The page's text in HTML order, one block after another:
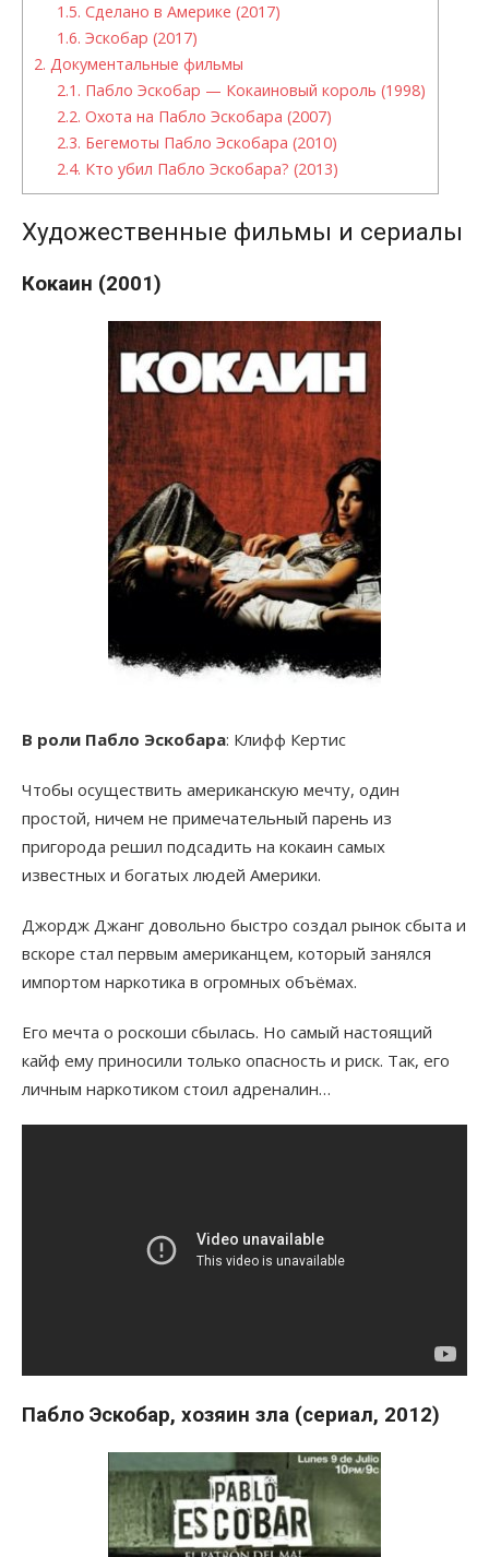
1.5. Сделано в Америке (2017)
1.6. Эскобар (2017)
2. Документальные фильмы
2.1. Пабло Эскобар — Кокаиновый король (1998)
2.2. Охота на Пабло Эскобара (2007)
2.3. Бегемоты Пабло Эскобара (2010)
2.4. Кто убил Пабло Эскобара? (2013)
Художественные фильмы и сериалы
Кокаин (2001)
В роли Пабло Эскобара: Клифф Кертис
Чтобы осуществить американскую мечту, один
простой, ничем не примечательный парень из
пригорода решил подсадить на кокаин самых
известных и богатых людей Америки.
Джордж Джанг довольно быстро создал рынок сбыта и
вскоре стал первым американцем, который занялся
импортом наркотика в огромных объёмах.
Его мечта о роскоши сбылась. Но самый настоящий
кайф ему приносили только опасность и риск. Так, его
личным наркотиком стоил адреналин…
Пабло Эскобар, хозяин зла (сериал, 2012)